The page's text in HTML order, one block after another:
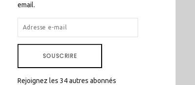
email.
ADRESSE
E-
SOUSCRIRE
Rejoignez les 34 autres abonnés